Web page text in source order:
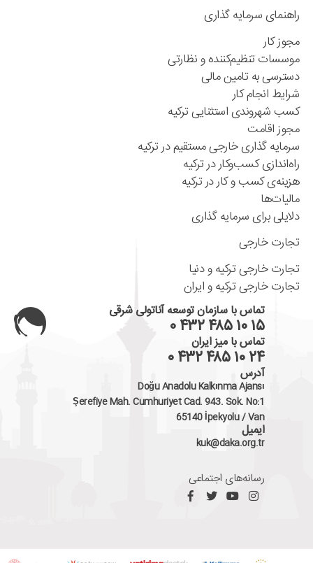
راهنمای سرمایه گذاری
مجوز کار
موسسات تنظیم‌کننده ‌و نظارتی
دسترسی به تامین مالی
شرایط انجام کار
کسب شهروندی استثنایی ترکیه
مجوز اقامت
سرمایه گذاری خارجی مستقیم در ترکیه
راه‌اندازی کسب‌و‌کار در ترکیه
هزینه‌ی کسب و کار در ترکیه
مالیات‌ها
دلایلی برای سرمایه گذاری
تجارت خارجی
تجارت خارجی ترکیه و دنیا
تجارت خارجی ترکیه و ایران
تماس با سازمان توسعه آناتولی شرقی
۰ ۴۳۲ ۴۸۵ ۱۰ ۱۵
تماس با میز ایران
۰ ۴۳۲ ۴۸۵ ۱۰ ۲۴
آدرس
Doğu Anadolu Kalkınma Ajansı
Şerefiye Mah. Cumhuriyet Cad. 943. Sok. No:1
65140 İpekyolu / Van
ایمیل
kuk@daka.org.tr
رسانه‌های اجتماعی